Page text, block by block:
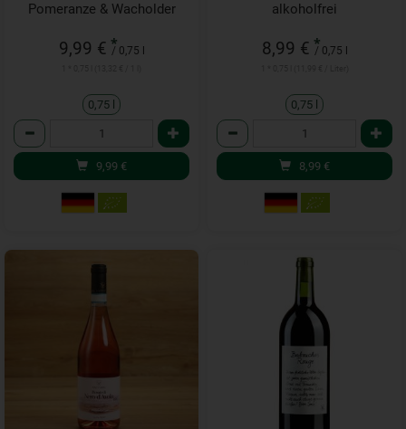
Pomeranze & Wacholder
9,99 € *
/ 0,75 l
0,75 l
Anzahl
9,99 €
alkoholfrei
8,99 € *
/ 0,75 l
0,75 l
Anzahl
8,99 €